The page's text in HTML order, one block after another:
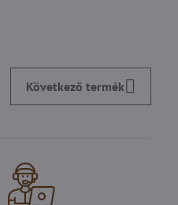
Következő termék